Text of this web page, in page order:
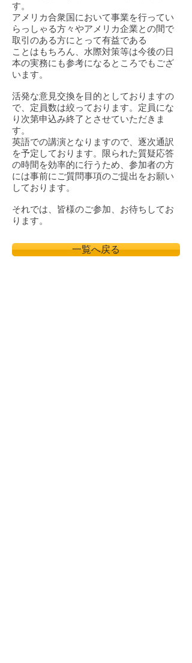
す。
アメリカ合衆国において事業を行ってい
らっしゃる方々やアメリカ企業との間で
取引のある方にとって有益である
ことはもちろん、水際対策等は今後の日
本の実務にも参考になるところでもござ
います。
活発な意見交換を目的としておりますの
で、定員数は絞っております。定員にな
り次第申込み終了とさせていただきま
す。
英語での講演となりますので、逐次通訳
を予定しております。限られた質疑応答
の時間を効率的に行うため、参加者の方
には事前にご質問事項のご提出をお願い
しております。
それでは、皆様のご参加、お待ちしてお
ります。
一覧へ戻る